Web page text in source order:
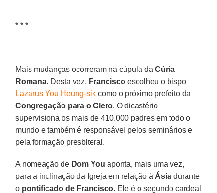
* * *
Mais mudanças ocorreram na cúpula daCúria
Romana. Desta vez, Francisco escolheu o bispo
Lazarus You Heung-sik como o próximo prefeito da
Congregação para o Clero. O dicastério
supervisiona os mais de 410.000 padres em todo o
mundo e também é responsável pelos seminários e
pela formação presbiteral.
A nomeação de Dom You aponta, mais uma vez,
para a inclinação da Igreja em relação à Ásia durante
o pontificado de Francisco. Ele é o segundo cardeal